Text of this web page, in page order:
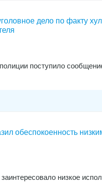
дело по факту
поступило
обеспокоенность
низкое